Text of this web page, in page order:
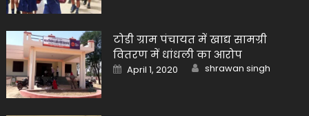
टोडी ग्राम पंचायत में खाद्य सामग्री
वितरण में धांधली का आरोप
Posted
on
April 1, 2020 Author
shrawan singh